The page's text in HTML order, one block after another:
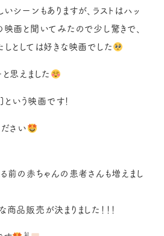
シーンもありますが、ラストはハッ
画と聞いてみたので少し驚きで、
としては好きな映画でした
思えました
いう映画です！
さい
前の赤ちゃんの患者さんも増えまし
品販売が決まりました！！！